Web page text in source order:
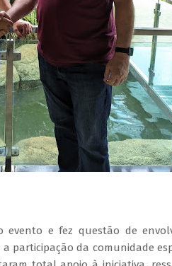
e fez questão de
participação da comunidade